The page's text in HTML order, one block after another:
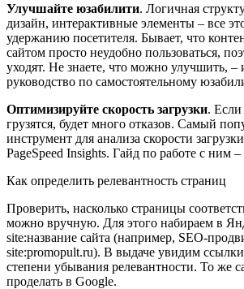
Улучшайте юзабилити. Логичная
дизайн, интерактивные элементы – все
удержанию посетителя. Бывает, что
сайтом просто неудобно пользоваться,
уходят. Не знаете, что можно улучшить, –
руководство по самостоятельному
Оптимизируйте скорость загрузки.
грузятся, будет много отказов. Самый
инструмент для анализа скорости
PageSpeed Insights. Гайд по работе с ним
Как определить релевантность страниц
Проверить, насколько страницы
можно вручную. Для этого набираем в
site:название сайта (например, SEO-
site:promopult.ru). В выдаче увидим
степени убывания релевантности. То же
проделать в Google.